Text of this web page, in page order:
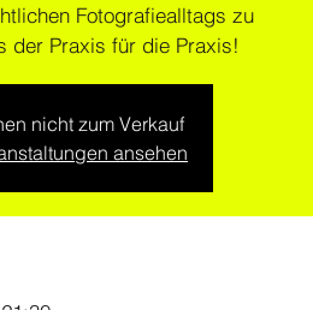
Fotografiealltags zu
der Praxis für die Praxis!
nicht zum Verkauf
ansehen